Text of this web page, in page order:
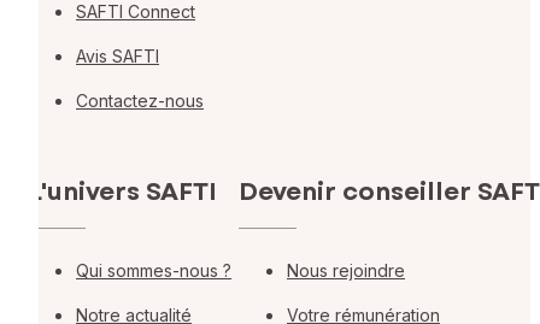
SAFTI Connect
Avis SAFTI
Contactez-nous
L'univers SAFTI
Qui sommes-nous ?
Notre actualité
Devenir conseiller
Nous rejoindre
Votre rémunération